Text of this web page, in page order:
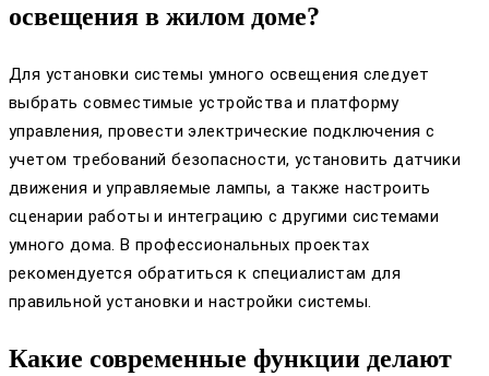
освещения в жилом доме?
Для установки системы умного освещения следует
выбрать совместимые устройства и платформу
управления, провести электрические подключения с
учетом требований безопасности, установить датчики
движения и управляемые лампы, а также настроить
сценарии работы и интеграцию с другими системами
умного дома. В профессиональных проектах
рекомендуется обратиться к специалистам для
правильной установки и настройки системы.
Какие современные функции делают